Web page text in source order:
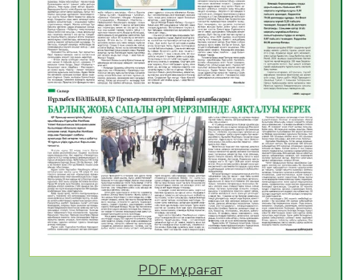
АПВ вакцинасы туралы мәлімет
06.08.2026
33
Open Air: Қызылорда облысы полиция
департаменті 20 мыңнан астам
көрерменнің қауіпсіздігін қамтамасыз етті
06.08.2026
45
ҚЫЗЫЛОРДАДА «САНАЛЫ ҰРПАҚ –
ЖАРҚЫН БОЛАШАҚ» АТТЫ КЕҢЕЙТІЛГЕН
МӘЖІЛІС ӨТТІ
05.08.2026
45
Қазақстан Орталық Азиядағы көшуге ең
PDF мұрағат